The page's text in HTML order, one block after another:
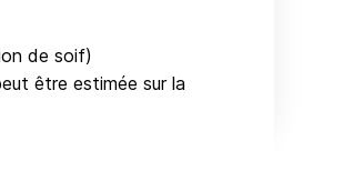
de soif)
être estimée sur la